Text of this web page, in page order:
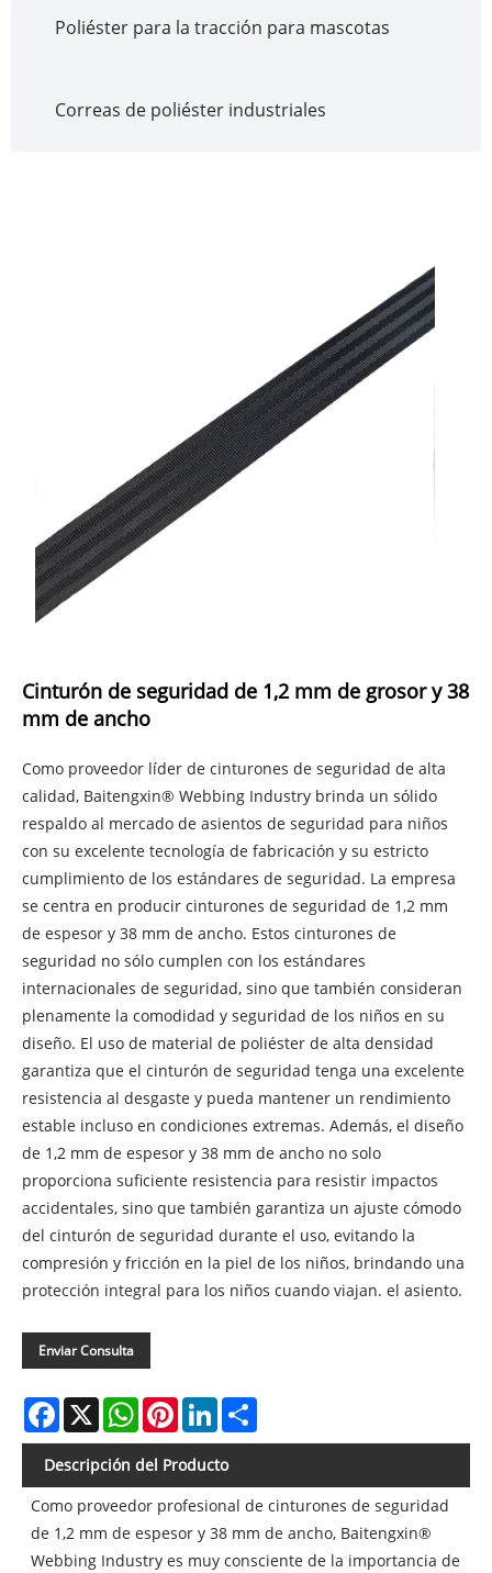
Poliéster para la tracción para mascotas
Correas de poliéster industriales
Cinturón de seguridad de 1,2 mm de grosor y 38
mm de ancho
Como proveedor líder de cinturones de seguridad de alta
calidad, Baitengxin® Webbing Industry brinda un sólido
respaldo al mercado de asientos de seguridad para niños
con su excelente tecnología de fabricación y su estricto
cumplimiento de los estándares de seguridad. La empresa
se centra en producir cinturones de seguridad de 1,2 mm
de espesor y 38 mm de ancho. Estos cinturones de
seguridad no sólo cumplen con los estándares
internacionales de seguridad, sino que también consideran
plenamente la comodidad y seguridad de los niños en su
diseño. El uso de material de poliéster de alta densidad
garantiza que el cinturón de seguridad tenga una excelente
resistencia al desgaste y pueda mantener un rendimiento
estable incluso en condiciones extremas. Además, el diseño
de 1,2 mm de espesor y 38 mm de ancho no solo
proporciona suficiente resistencia para resistir impactos
accidentales, sino que también garantiza un ajuste cómodo
del cinturón de seguridad durante el uso, evitando la
compresión y fricción en la piel de los niños, brindando una
protección integral para los niños cuando viajan. el asiento.
Enviar Consulta
Facebook
X WhatsAppPinterestLinkedIn
Descripción del Producto
Como proveedor profesional de cinturones de seguridad
de 1,2 mm de espesor y 38 mm de ancho, Baitengxin®
Webbing Industry es muy consciente de la importancia de